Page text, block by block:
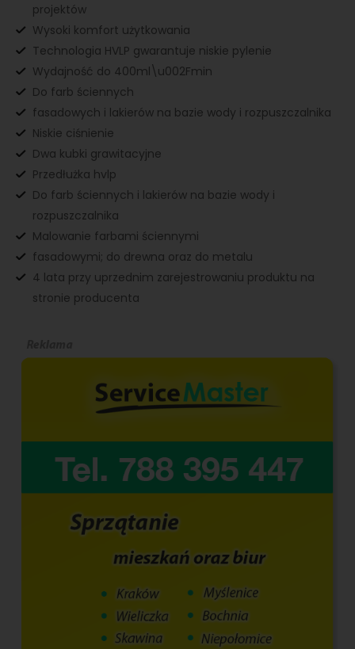
projektów
Wysoki komfort użytkowania
Technologia HVLP gwarantuje niskie pylenie
Wydajność do 400ml\u002Fmin
Do farb ściennych
fasadowych i lakierów na bazie wody i rozpuszczalnika
Niskie ciśnienie
Dwa kubki grawitacyjne
Przedłużka hvlp
Do farb ściennych i lakierów na bazie wody i
rozpuszczalnika
Malowanie farbami ściennymi
fasadowymi; do drewna oraz do metalu
4 lata przy uprzednim zarejestrowaniu produktu na
stronie producenta